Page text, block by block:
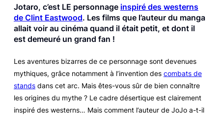
Jotaro, c’est LE personnage inspiré des westerns
de Clint Eastwood. Les films que l’auteur du manga
allait voir au cinéma quand il était petit, et dont il
est demeuré un grand fan !
Les aventures bizarres de ce personnage sont devenues
mythiques, grâce notamment à l’invention des combats de
stands dans cet arc. Mais êtes-vous sûr de bien connaître
les origines du mythe ? Le cadre désertique est clairement
inspiré des westerns… Mais comment l’auteur de JoJo a-t-il